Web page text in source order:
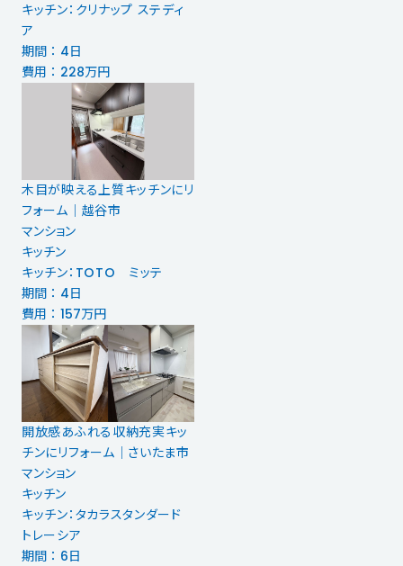
キッチン：クリナップ ステディ
ア
期間 ： 4日
費用 ： 228万円
木目が映える上質キッチンにリ
フォーム｜越谷市
マンション
キッチン
キッチン：TOTO ミッテ
期間 ： 4日
費用 ： 157万円
開放感あふれる収納充実キッ
チンにリフォーム｜さいたま市
マンション
キッチン
キッチン：タカラスタンダード
トレーシア
期間 ： 6日